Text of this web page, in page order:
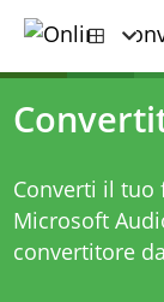
Converti il tuo
Microsoft
convertitore